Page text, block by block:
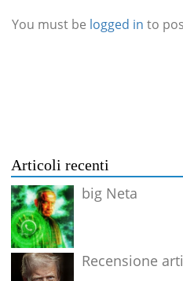
You must be logged in to
Articoli recenti
big Neta
Recensione